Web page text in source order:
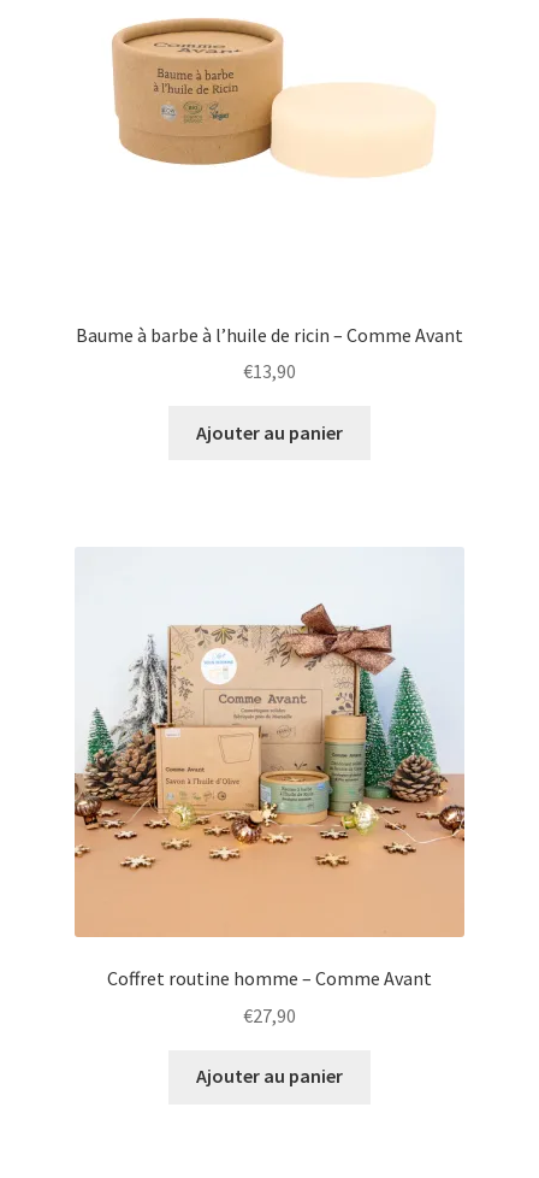
Baume à barbe à l’huile de ricin – Comme Avant
€13,90
Ajouter au panier
Coffret routine homme – Comme Avant
€27,90
Ajouter au panier